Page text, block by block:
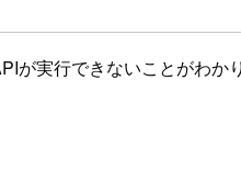
が実行できないことがわか